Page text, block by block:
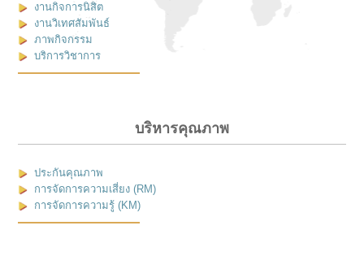
งานกิจการนิสิต
งานวิเทศสัมพันธ์
ภาพกิจกรรม
บริการวิชาการ
บริหารคุณภาพ
ประกันคุณภาพ
การจัดการความเสี่ยง (RM)
การจัดการความรู้ (KM)